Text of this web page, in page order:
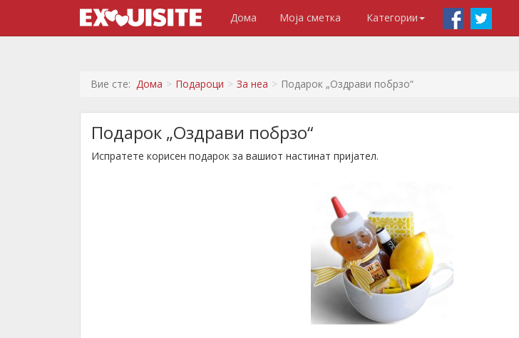
Дома Моја сметка Категории
Вие сте: Дома Подароци За неа Подарок „Оздрави побрзо“
Подарок „Оздрави побрзо“
Испратете корисен подарок за вашиот настинат пријател.